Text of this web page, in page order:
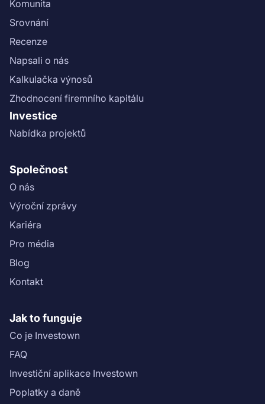
Komunita
Srovnání
Recenze
Napsali o nás
Kalkulačka výnosů
Zhodnocení firemního kapitálu
Investice
Nabídka projektů
Společnost
O nás
Výroční zprávy
Kariéra
Pro média
Blog
Kontakt
Jak to funguje
Co je Investown
FAQ
Investiční aplikace Investown
Poplatky a daně